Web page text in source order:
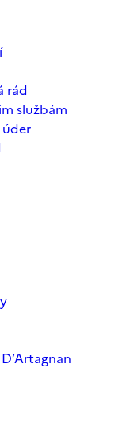
rád
službám
úder